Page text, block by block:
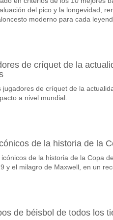
para ganar entre East
del partido, con una
en el partido East
con un porcentaje de 59%.
resultado correcto para
probar el Resultado Correcto de
del pico y la longevidad,
moderno para cada
de críquet de la
jugadores de críquet de la
a nivel mundial.
de la historia de la
de la historia de la Copa
y el milagro de Maxwell, en un
de béisbol de todos los